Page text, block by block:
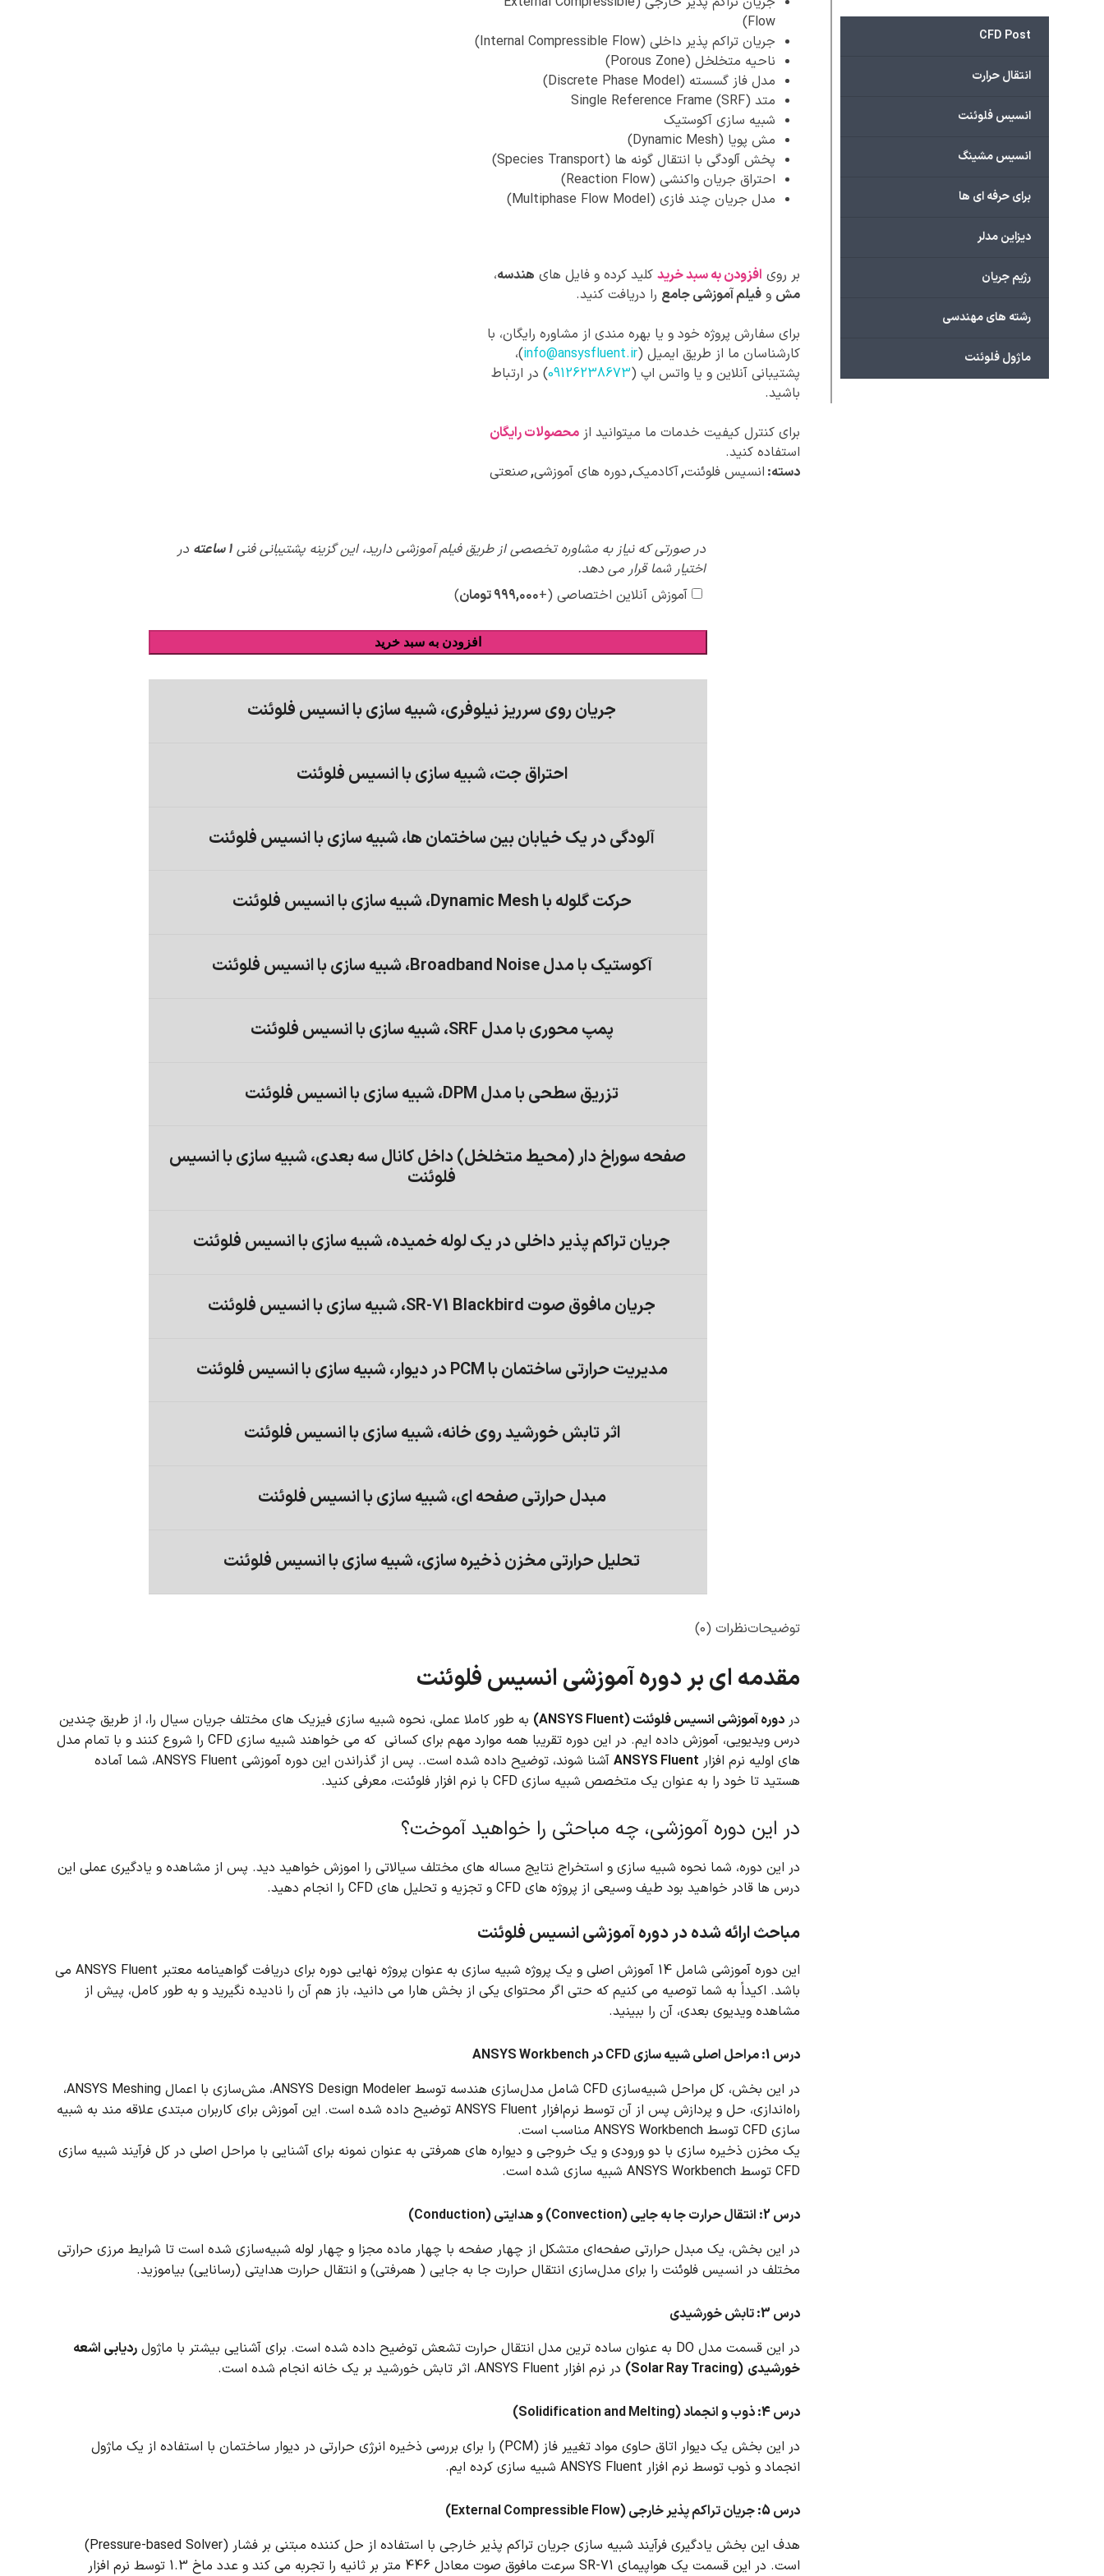
Flow)
جریان تراکم پذیر داخلی (Internal Compressible Flow)
ناحیه متخلخل (Porous Zone)
مدل فاز گسسته (Discrete Phase Model)
متد Single Reference Frame (SRF)
شبیه سازی آکوستیک
مش پویا (Dynamic Mesh)
پخش آلودگی با انتقال گونه ها (Species Transport)
احتراق جریان واکنشی (Reaction Flow)
مدل جریان چند فازی (Multiphase Flow Model)
بر روی افزودن به سبد خریدکلید کرده و فایل های هندسه،
مش و فیلم آموزشی جامع را دریافت کنید.
برای سفارش پروژه خود و یا بهره مندی از مشاوره رایگان، با
کارشناسان ما از طریق ایمیل (info@ansysfluent.ir)،
پشتیبانی آنلاین و یا واتس اپ (09126238673) در ارتباط
باشید.
برای کنترل کیفیت خدمات ما میتوانید از محصولات رایگان
استفاده کنید.
دسته: انسیس فلوئنت,آکادمیک,دوره های آموزشی,صنعتی
تحلیل حرارتی مخزن ذخیره سازی، شبیه سازی با انسیس فلوئنت
مبدل حرارتی صفحه ای، شبیه سازی با انسیس فلوئنت
اثر تابش خورشید روی خانه، شبیه سازی با انسیس فلوئنت
مدیریت حرارتی ساختمان با PCM در دیوار، شبیه سازی با انسیس فلوئنت
جریان مافوق صوت SR-71 Blackbird، شبیه سازی با انسیس فلوئنت
جریان تراکم پذیر داخلی در یک لوله خمیده، شبیه سازی با انسیس فلوئنت
صفحه سوراخ دار (محیط متخلخل) داخل کانال سه بعدی، شبیه سازی با انسیس
فلوئنت
تزریق سطحی با مدل DPM، شبیه سازی با انسیس فلوئنت
پمپ محوری با مدل SRF، شبیه سازی با انسیس فلوئنت
آکوستیک با مدل Broadband Noise، شبیه سازی با انسیس فلوئنت
حرکت گلوله با Dynamic Mesh، شبیه سازی با انسیس فلوئنت
آلودگی در یک خیابان بین ساختمان ها، شبیه سازی با انسیس فلوئنت
احتراق جت، شبیه سازی با انسیس فلوئنت
جریان روی سرریز نیلوفری، شبیه سازی با انسیس فلوئنت
پیشنهادات
ویژه
در صورتی که نیاز به مشاوره تخصصی از طریق فیلم آموزشی دارید، این گزینه پشتیبانی فنی 1 ساعته
در
اختیار شما قرار می دهد.
آموزش آنلاین اختصاصی (+۹۹۹,۰۰۰تومان)
افزودن به سبد خرید
توضیحاتنظرات (0)
مقدمه ای بر دوره آموزشی انسیس فلوئنت
در دوره آموزشی انسیس فلوئنت (ANSYS Fluent)
به طور کاملا عملی، نحوه شبیه سازی فیزیک های مختلف جریان سیال را، از طریق چندین
درس ویدیویی، آموزش داده ایم. در این دوره ت
قریبا همه موارد مهم برای کسانی که می خواهند شبیه سازی CFD را شروع کنند و با تمام مدل
های اولیه نرم افزار ANSYS Fluentآشنا شوند، توضیح داده شده است..
پس از گذراندن این دوره آموزشی ANSYS Fluent، شما آماده
هستید تا خود را به عنوان یک متخصص شبیه سازی CFD با نرم افزار فلوئنت، معرفی کنید.
در این دوره آموزشی، چه مباحثی را خواهید آموخت؟
در این دوره، شما نحوه شبیه سازی و استخراج نتایج مساله های مختلف سیالاتی را اموزش خواهید دید. پس از مشاهده و یادگیری عملی این
درس ها قادر خواهید بود طیف وسیعی از پروژه های CFD و تجزیه و تحلیل های CFD را انجام دهید.
مباحث ارائه شده در دوره آموزشی انسیس فلوئنت
این دوره آموزشی شامل 14 آموزش اصلی و یک پروژه شبیه سازی به عنوان پروژه نهایی دوره برای دریافت گواهینامه معتبر ANSYS Fluent می
باشد. اکیداً به شما توصیه می کنیم که حتی اگر محتوای یکی از بخش هارا می دانید، باز هم آن را نادیده نگیرید و به طور کامل، پیش از
مشاهده ویدیوی بعدی، آن را ببینید.
درس 1: مراحل اصلی شبیه سازی CFD در ANSYS Workbench
در این بخش، کل مراحل شبیه‌سازی CFD شامل مدل‌سازی هندسه توسط ANSYS Design Modeler، مش‌سازی با اعمال ANSYS Meshing،
راه‌اندازی، حل و پردازش پس از آن توسط نرم‌افزار ANSYS Fluent توضیح داده شده است.
این آموزش برای کاربران مبتدی علاقه مند به شبیه
سازی CFD توسط ANSYS Workbench مناسب است.
یک مخزن ذخیره سازی با دو ورودی و یک خروجی و دیواره های همرفتی به عنوان نمونه برای آشنایی با مراحل اصلی در کل فرآیند شبیه سازی
CFD توسط ANSYS Workbench شبیه سازی شده است.
درس 2: انتقال حرارت جا به جایی (Convection) و هدایتی (Conduction)
در این بخش، یک مبدل حرارتی صفحه‌ای متشکل از چهار صفحه با چهار ماده مجزا و چهار لوله شبیه‌سازی شده است تا شرایط مرزی حرارتی
مختلف در انسیس فلوئنت را برای مدل‌سازی انتقال حرارت جا به جایی ( همرفتی) و انتقال حرارت هدایتی (رسانایی) بیاموزید.
درس 3: تابش خورشیدی
در این قسمت مدل DO به عنوان ساده ترین مدل انتقال حرارت تشعش توضیح داده شده است.
برای آشنایی بیشتر با ماژول ردیابی اشعه
خورشیدی (Solar Ray Tracing) در نرم افزار ANSYS Fluent، اثر تابش خورشید بر یک خانه انجام شده است.
درس 4: ذوب و انجماد (Solidification and Melting)
در این بخش یک دیوار اتاق حاوی مواد تغییر فاز (PCM) را برای بررسی ذخیره انرژی حرارتی در دیوار ساختمان با استفاده از یک ماژول
انجماد و ذوب توسط نرم افزار ANSYS Fluent شبیه سازی کرده ایم.
درس 5: جریان تراکم پذیر خارجی (External Compressible Flow)
هدف این بخش یادگیری فرآیند شبیه سازی جریان تراکم پذیر خارجی با استفاده از حل کننده مبتنی بر فشار (Pressure-based Solver)
است.
در این قسمت یک هواپیمای SR-71 سرعت مافوق صوت معادل 446 متر بر ثانیه را تجربه می کند و عدد ماخ 1.3 توسط نرم افزار
CFD Post
انتقال حرارت
انسیس فلوئنت
انسیس مشینگ
برای حرفه ای ها
دیزاین مدلر
رژیم جریان
رشته های مهندسی
ماژول فلوئنت